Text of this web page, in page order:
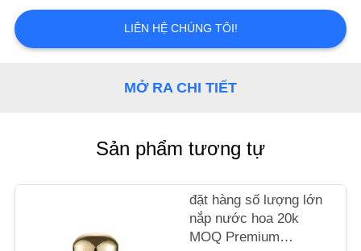
CHUYẾN
THAM
LIÊN HỆ CHÚNG TÔI!
MỞ RA CHI TIẾT
Sản phẩm tương tự
đặt hàng số lượng lớn
nắp nước hoa 20k
MOQ Premium